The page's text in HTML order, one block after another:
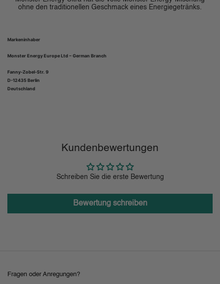
ohne den traditionellen Geschmack eines Energiegetränks.
Markeninhaber
Monster Energy Europe Ltd – German Branch
Fanny-Zobel-Str. 9
D-12435 Berlin
Deutschland
Kundenbewertungen
Schreiben Sie die erste Bewertung
Bewertung schreiben
Fragen oder Anregungen?